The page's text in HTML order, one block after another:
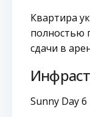
Квартира
полностью
сдачи в
Sunny Day